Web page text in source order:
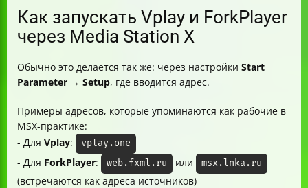
Как запускать Vplay и ForkPlayer
через Media Station X
Обычно это делается так же: через настройки Start
Parameter → Setup, где вводится адрес.
Примеры адресов, которые упоминаются как рабочие в
MSX-практике:
- Для Vplay: vplay.one
- Для ForkPlayer: web.fxml.ru или msx.lnka.ru
(встречаются как адреса источников)